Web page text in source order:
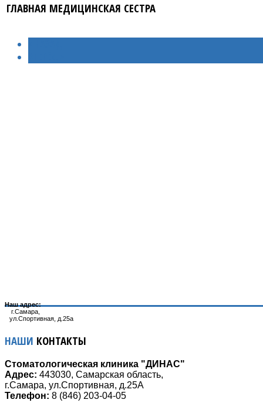
ГЛАВНАЯ МЕДИЦИНСКАЯ СЕСТРА
Наш адрес:
г.Самара,
ул.Спортивная, д.25а
НАШИ КОНТАКТЫ
Стоматологическая клиника "ДИНАС"
Адрес: 443030, Самарская область,
г.Самара, ул.Спортивная, д.25А
Телефон: 8 (846) 203-04-05